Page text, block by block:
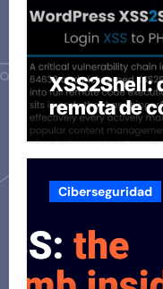
XSS2Shell:
remota de
Ciberseguridad